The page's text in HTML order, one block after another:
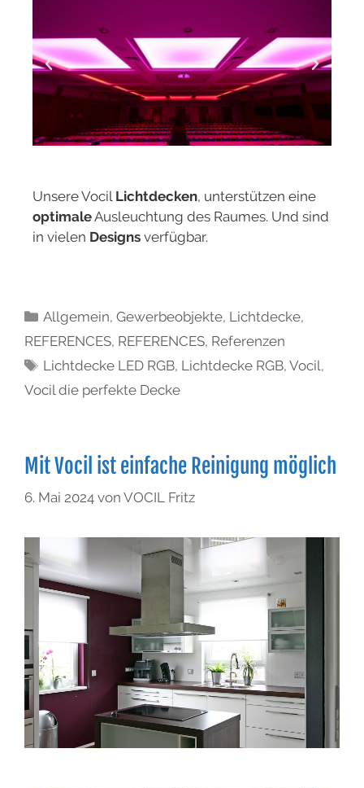
Unsere Vocil Lichtdecken, unterstützen eine
optimaleAusleuchtung des Raumes. Und sind
in vielen Designs verfügbar.
Allgemein,Gewerbeobjekte, Lichtdecke,
REFERENCES, REFERENCES, Referenzen
Lichtdecke LED RGB, Lichtdecke RGB,Vocil,
Vocil die perfekte Decke
Mit Vocil ist einfache Reinigung möglich
6. Mai 2024 von VOCIL Fritz